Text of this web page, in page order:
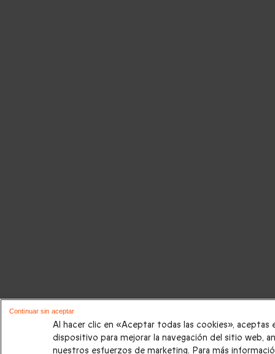
Al hacer clic en «Aceptar todas las cookies»,
dispositivo para mejorar la navegación del sitio web,
nuestros esfuerzos de marketing. Para más
Continuar sin aceptar